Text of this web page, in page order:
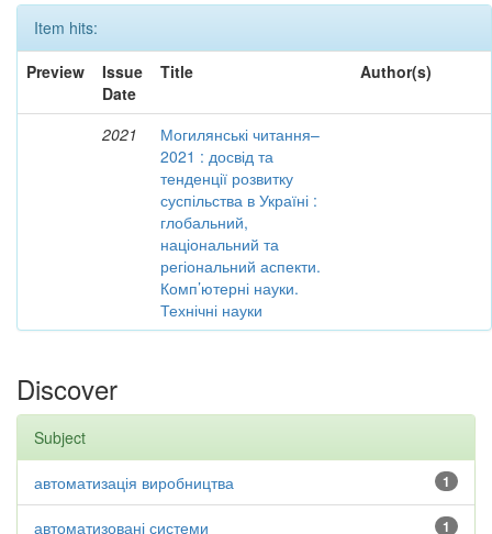
Item hits:
Preview
Issue
Date
Title Author(s)
2021
Могилянські читання–
2021 : досвід та
тенденції розвитку
суспільства в Україні :
глобальний,
національний та
регіональний аспекти.
Комп’ютерні науки.
Технічні науки
Discover
Subject
1
автоматизація виробництва
1
автоматизовані системи